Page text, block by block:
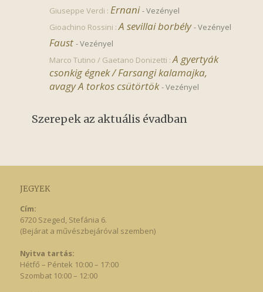
Giuseppe Verdi : Ernani -Vezényel
Gioachino Rossini :A sevillai borbély -Vezényel
Faust -Vezényel
Marco Tutino / Gaetano Donizetti :A gyertyák
csonkig égnek / Farsangi kalamajka,
avagy A torkos csütörtök -Vezényel
Szerepek az aktuális évadban
JEGYEK
Cím:
6720 Szeged, Stefánia 6.
(Bejárat a művészbejáróval szemben)
Nyitva tartás:
Hétfő – Péntek 10:00 – 17:00
Szombat 10:00 – 12:00